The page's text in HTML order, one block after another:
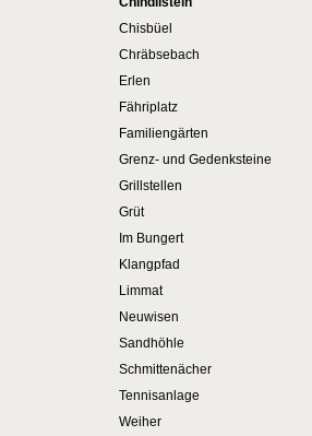
Chisbüel
Chräbsebach
Erlen
Fähriplatz
Familiengärten
Grenz- und Gedenksteine
Grillstellen
Grüt
Im Bungert
Klangpfad
Limmat
Neuwisen
Sandhöhle
Schmittenächer
Tennisanlage
Weiher